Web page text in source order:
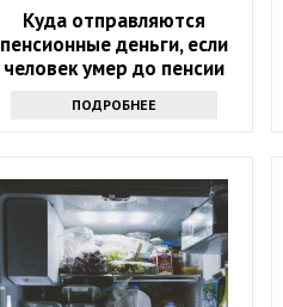
Куда отправляются
пенсионные деньги, если
человек умер до пенсии
ПОДРОБНЕЕ